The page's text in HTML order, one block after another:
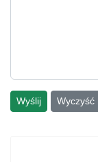
Wyślij Wyczyść